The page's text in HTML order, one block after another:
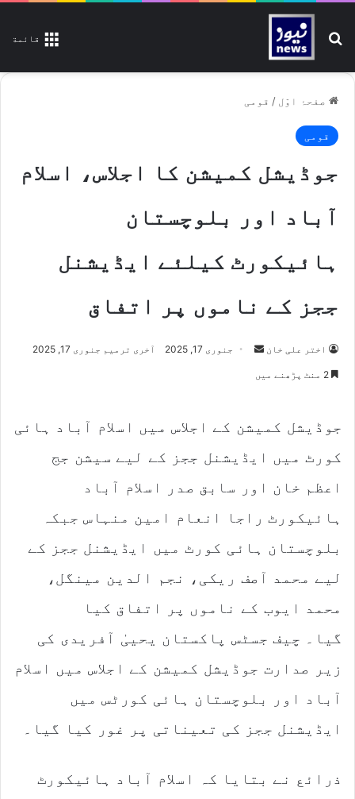
قائمة تلاش کیجیے
صفحۂ اوّل / قومی
قومی
جوڈیشل کمیشن کا اجلاس، اسلام
آباد اور بلوچستان
ہائیکورٹ کیلئے ایڈیشنل
ججز کے ناموں پر اتفاق
اختر علی خان
a
e
جنوری 17, 2025 آخری ترمیم جنوری 17, 2025
جوڈیشل کمیشن کے اجلاس میں اسلام آباد ہائی
کورٹ میں ایڈیشنل ججز کے لیے سیشن جج
اعظم خان اور سابق صدر اسلام آباد
ہائیکورٹ راجا انعام امین منہاس جبکہ
بلوچستان ہائی کورٹ میں ایڈیشنل ججز کے
لیے محمد آصف ریکی، نجم الدین مینگل،
محمد ایوب کے ناموں پر اتفاق کیا
گیا۔ چیف جسٹس پاکستان یحییٰ آفریدی کی
زیر صدارت جوڈیشل کمیشن کے اجلاس میں اسلام
آباد اور بلوچستان ہائی کورٹس میں
ایڈیشنل ججز کی تعیناتی پر غور کیا گیا۔
ذرائع نے بتایا کہ اسلام آباد ہائیکورٹ